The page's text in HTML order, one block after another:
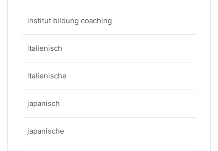
institut bildung coaching
italienisch
italienische
japanisch
japanische